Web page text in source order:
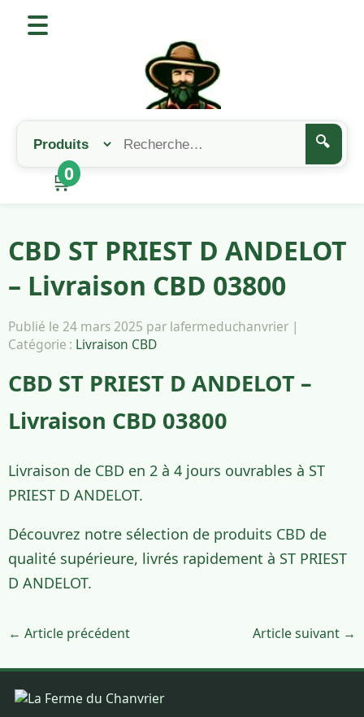
🔍
🛒
0
CBD ST PRIEST D ANDELOT
– Livraison CBD 03800
Publié le 24 mars 2025 par lafermeduchanvrier |
Catégorie : Livraison CBD
CBD ST PRIEST D ANDELOT –
Livraison CBD 03800
Livraison de CBD en 2 à 4 jours ouvrables à ST
PRIEST D ANDELOT.
Découvrez notre sélection de produits CBD de
qualité supérieure, livrés rapidement à ST PRIEST
D ANDELOT.
← Article précédent Article suivant →